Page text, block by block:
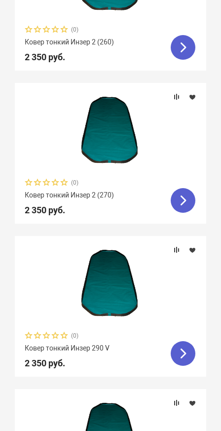
(0)
Ковер тонкий Инзер 2 (260)
2 350 руб.
(0)
Ковер тонкий Инзер 2 (270)
2 350 руб.
(0)
Ковер тонкий Инзер 290 V
2 350 руб.